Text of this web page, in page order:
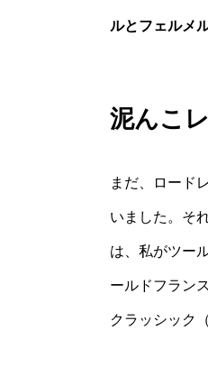
ルとフェルメ
泥んこ
まだ、ロード
いました。そ
は、私がツー
ールドフラン
クラッシック